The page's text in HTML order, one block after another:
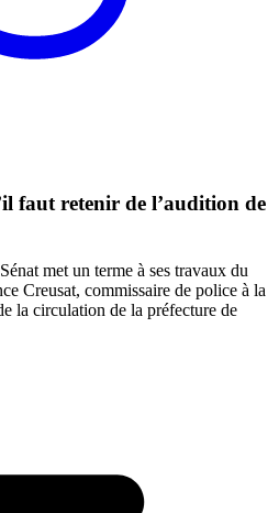
faut retenir de l’audition de
met un terme à ses travaux du
Creusat, commissaire de police à la
la circulation de la préfecture de